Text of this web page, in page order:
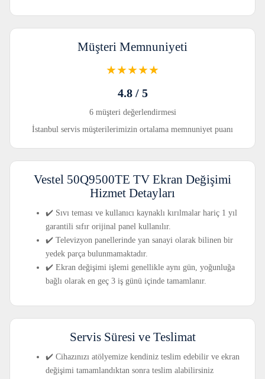
Müşteri Memnuniyeti
★★★★★
4.8 / 5
6 müşteri değerlendirmesi
İstanbul servis müşterilerimizin ortalama memnuniyet puanı
Vestel 50Q9500TE TV Ekran Değişimi
Hizmet Detayları
✔️ Sıvı teması ve kullanıcı kaynaklı kırılmalar hariç 1 yıl
garantili sıfır orijinal panel kullanılır.
✔️ Televizyon panellerinde yan sanayi olarak bilinen bir
yedek parça bulunmamaktadır.
✔️ Ekran değişimi işlemi genellikle aynı gün, yoğunluğa
bağlı olarak en geç 3 iş günü içinde tamamlanır.
Servis Süresi ve Teslimat
✔️ Cihazınızı atölyemize kendiniz teslim edebilir ve ekran
değişimi tamamlandıktan sonra teslim alabilirsiniz